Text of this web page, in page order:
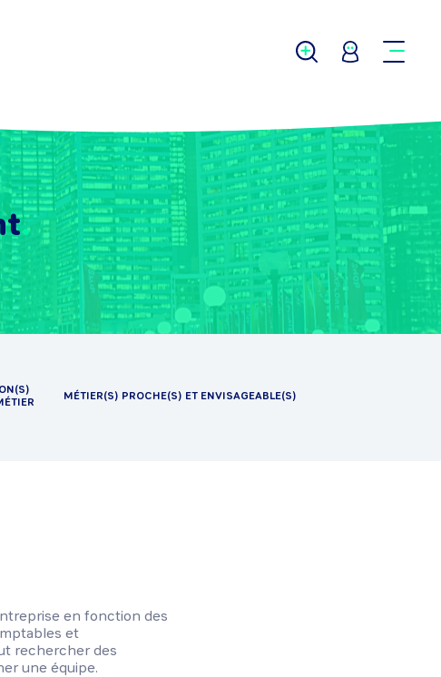
MÉTIER(S) PROCHE(S) ET ENVISAGEABLE(S)
en fonction des
et
rechercher des
une équipe.